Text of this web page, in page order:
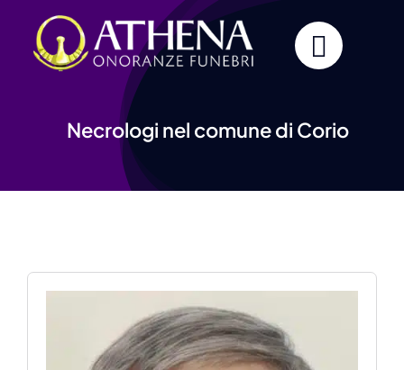
content
Necrologi nel comune di Corio